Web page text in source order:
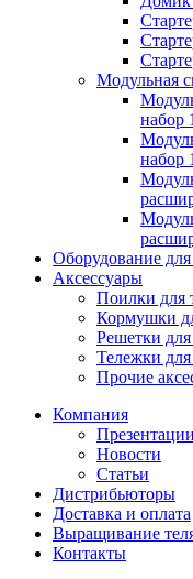
Модульная
набор
набор
Оборудование
Аксессуары
Поилки для
Кормушки
Решетки для
Тележки для
Прочие
Компания
Презентации
Новости
Статьи
Дистрибьюторы
Доставка и оплата
Выращивание
Контакты